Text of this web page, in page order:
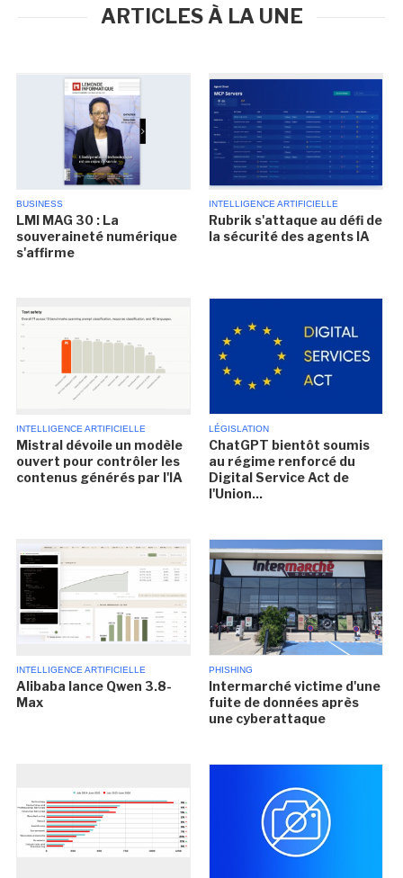
ARTICLES À LA UNE
BUSINESS
LMI MAG 30 : La
souveraineté numérique
s'affirme
INTELLIGENCE ARTIFICIELLE
Rubrik s'attaque au défi de
la sécurité des agents IA
INTELLIGENCE ARTIFICIELLE
Mistral dévoile un modèle
ouvert pour contrôler les
contenus générés par l'IA
LÉGISLATION
ChatGPT bientôt soumis
au régime renforcé du
Digital Service Act de
l'Union...
INTELLIGENCE ARTIFICIELLE
Alibaba lance Qwen 3.8-
Max
PHISHING
Intermarché victime d'une
fuite de données après
une cyberattaque